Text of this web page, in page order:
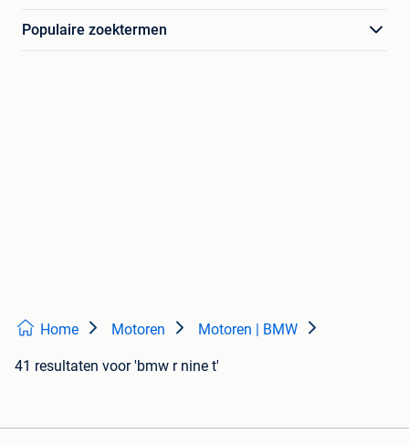
Populaire zoektermen
Home Motoren Motoren | BMW
41 resultaten voor 'bmw r nine t'